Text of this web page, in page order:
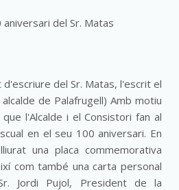
del Sr. Matas
del Sr. Matas, l'escrit el
de Palafrugell) Amb motiu
l'Alcalde i el Consistori fan al
en el seu 100 aniversari. En
una placa commemorativa
com també una carta personal
Jordi Pujol, President de la